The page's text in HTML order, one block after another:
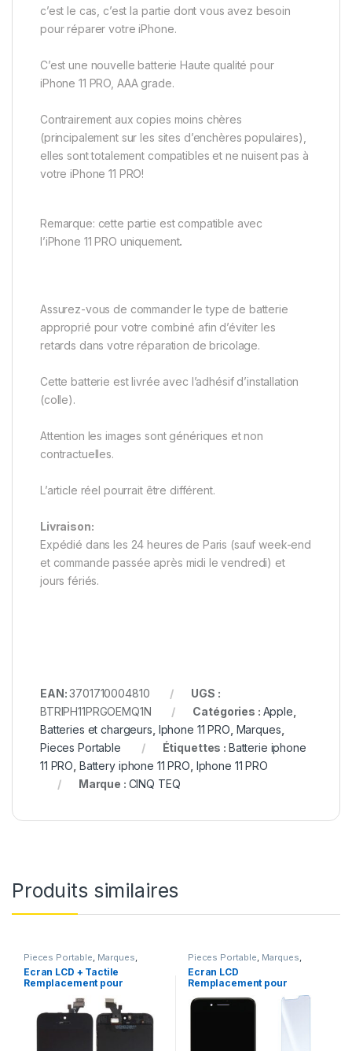
c’est le cas, c’est la partie dont vous avez besoin
pour réparer votre iPhone.
C’est une nouvelle batterie Haute qualité pour
iPhone 11 PRO, AAA grade.
Contrairement aux copies moins chères
(principalement sur les sites d’enchères populaires),
elles sont totalement compatibles et ne nuisent pas à
votre iPhone 11 PRO!
Remarque: cette partie est compatible avec
l’iPhone 11 PRO uniquement.
Assurez-vous de commander le type de batterie
approprié pour votre combiné afin d’éviter les
retards dans votre réparation de bricolage.
Cette batterie est livrée avec l’adhésif d’installation
(colle).
Attention les images sont génériques et non
contractuelles.
L’article réel pourrait être différent.
Livraison:
Expédié dans les 24 heures de Paris (sauf week-end
et commande passée après midi le vendredi) et
jours fériés.
EAN:3701710004810
UGS :
BTRIPH11PRGOEMQ1N
Catégories : Apple
Batteries et chargeurs Iphone 11 PRO Marques
Pieces Portable
Étiquettes : Batterie iphone
11 PRO Battery iphone 11 PRO Iphone 11 PRO
Marque : CINQ TEQ
Produits similaires
Pieces Portable, Marques,
Apple iPhone 5
Ecran LCD + Tactile
Remplacement pour
Pieces Portable, Marques,
Apple iPhone 7 Plus
Ecran LCD
Remplacement pour
+Verre Trempe +Kit